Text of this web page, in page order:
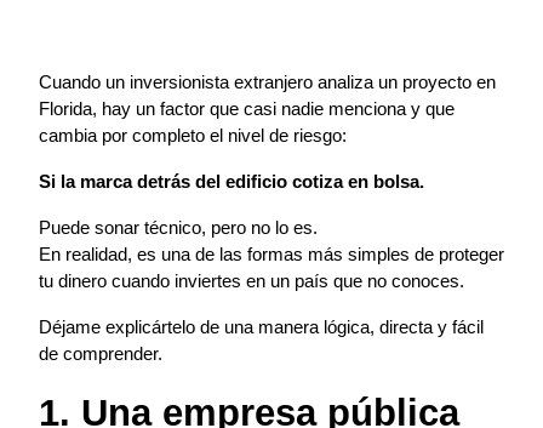
Cuando un inversionista extranjero analiza un proyecto en
Florida, hay un factor que casi nadie menciona y que
cambia por completo el nivel de riesgo:
Si la marca detrás del edificio cotiza en bolsa.
Puede sonar técnico, pero no lo es.
En realidad, es una de las formas más simples de proteger
tu dinero cuando inviertes en un país que no conoces.
Déjame explicártelo de una manera lógica, directa y fácil
de comprender.
1. Una empresa pública